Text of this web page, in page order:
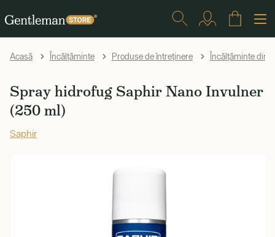
Acasă Încălțăminte Produse de întreținere Încălțăminte din
Spray hidrofug Saphir Nano Invulner
(250 ml)
Saphir